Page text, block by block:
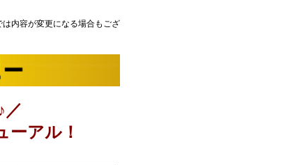
内容が変更になる場合もござ
／
ーアル！